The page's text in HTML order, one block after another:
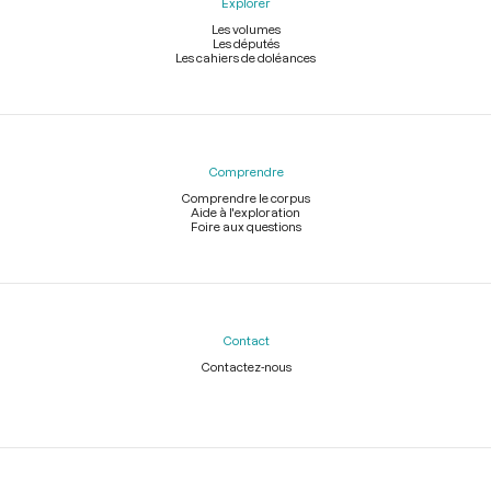
Les volumes
Les députés
Les cahiers de doléances
Comprendre
Comprendre le corpus
Aide à l'exploration
Foire aux questions
Contact
Contactez-nous
Légal